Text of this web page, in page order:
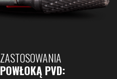
ZASTOSOWANIA
POWŁOKĄ PVD: